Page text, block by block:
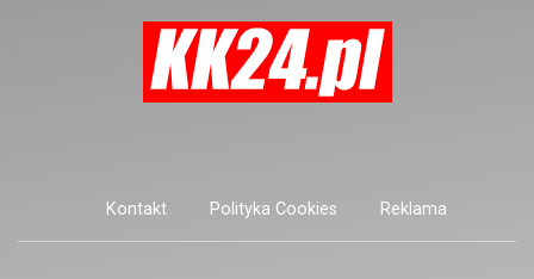
Kontakt Polityka Cookies Reklama